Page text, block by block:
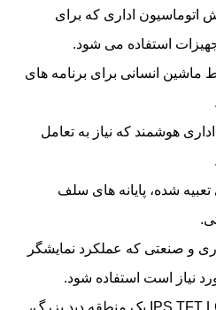
اتوماسیون اداری که برای
استفاده می شود.
ماشین انسانی برای برنامه های
هوشمند که نیاز به تعامل
شده، پایانه های سلف
و صنعتی که عملکرد نمایشگر
نیاز است استفاده شود.
صفحه نمایش 12.1 اینچی IPS TFT LCD یک منطقه دید بزرگ،